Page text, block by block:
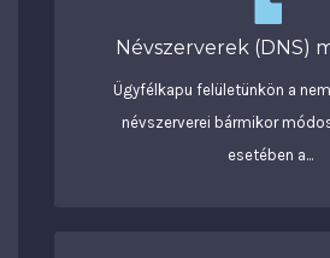
Névszerverek (DNS)
Ügyfélkapu felületünkön a
névszerverei bármikor
esetében a...